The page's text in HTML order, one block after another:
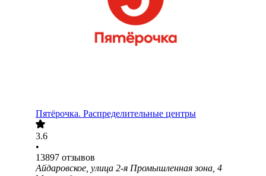
Пятёрочка. Распределительные центры
3.6
•
13897 отзывов
Айдаровское, улица 2-я Промышленная зона, 4